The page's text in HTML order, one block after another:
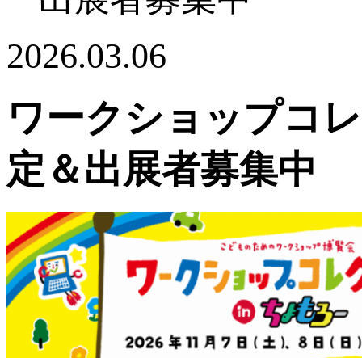
2026.03.06
ワークショップコ
定＆出展者募集中